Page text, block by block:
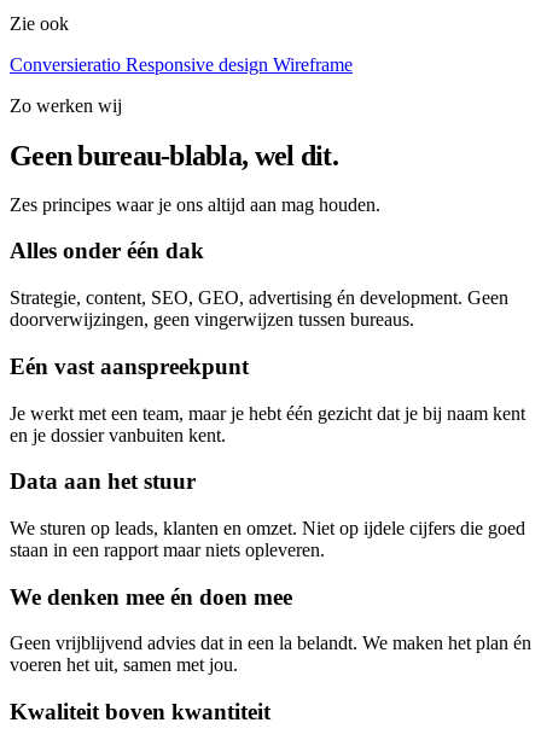
Zie ook
Conversieratio Responsive design Wireframe
Zo werken wij
Geen bureau-blabla, wel dit.
Zes principes waar je ons altijd aan mag houden.
Alles onder één dak
Strategie, content, SEO, GEO, advertising én development. Geen
doorverwijzingen, geen vingerwijzen tussen bureaus.
Eén vast aanspreekpunt
Je werkt met een team, maar je hebt één gezicht dat je bij naam kent
en je dossier vanbuiten kent.
Data aan het stuur
We sturen op leads, klanten en omzet. Niet op ijdele cijfers die goed
staan in een rapport maar niets opleveren.
We denken mee én doen mee
Geen vrijblijvend advies dat in een la belandt. We maken het plan én
voeren het uit, samen met jou.
Kwaliteit boven kwantiteit